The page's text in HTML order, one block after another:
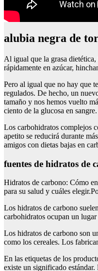
alubia negra de
Al igual que la grasa
rápidamente en azúcar,
Pero al igual que no hay que
regulados. De hecho, un
tamaño y nos hemos vuelto
ciento de la glucosa en
Los carbohidratos complejos
apetito se reducirá durante
amigos con dietas bajas en
fuentes de hidratos de
Hidratos de carbono: Cómo
para su salud y cuáles
Los hidratos de carbono
carbohidratos ocupan un
Los hidratos de carbono son
como los cereales. Los
En las etiquetas de los
existe un significado